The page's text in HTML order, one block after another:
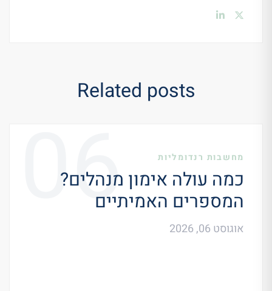
Related posts
06 מחשבות רנדומליות
כמה עולה אימון מנהלים?
המספרים האמיתיים
אוגוסט 06, 2026